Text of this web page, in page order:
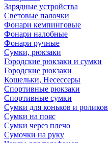
Зарядные устройства
Световые палочки
Фонари кемпинговые
Фонари налобные
Фонари ручные
Сумки, рюкзаки
Городские рюкзаки и сумки
Городские рюкзаки
Кошельки, Несессеры
Спортивные рюкзаки
Спортивные сумки
Сумки для коньков и роликов
Сумки на пояс
Сумки через плечо
Сумочки на руку